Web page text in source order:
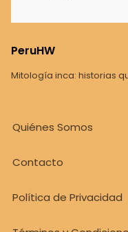
PeruHW
Mitología inca: historias
Quiénes Somos
Contacto
Política de Privacidad